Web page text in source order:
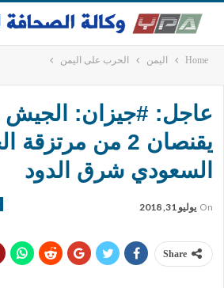
Home اليمن الحرب على اليمن
عاجل: #جيزان: الجيش
يقنصان 2 من
السعودي شرق الدود
On يوليو 31, 2018
Share